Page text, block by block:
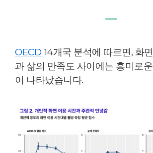
―
OECD 14개국 분석에 따르면, 화
과 삶의 만족도 사이에는 흥미로
이 나타났습니다.